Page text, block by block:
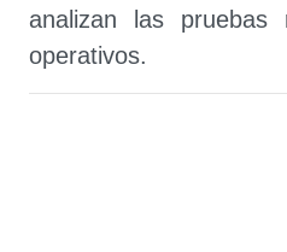
analizan las pruebas
operativos.